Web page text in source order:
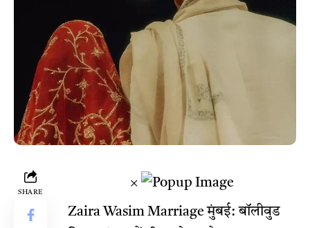
SHARE
×
Zaira Wasim Marriage मुंबई: बॉलीवुड